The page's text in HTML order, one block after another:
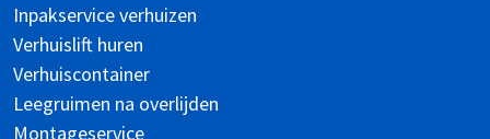
Inpakservice verhuizen
Verhuislift huren
Verhuiscontainer
Leegruimen na overlijden
Montageservice